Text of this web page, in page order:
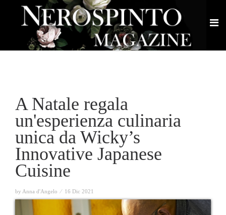
A Natale regala
un'esperienza culinaria
unica da Wicky’s
Innovative Japanese
Cuisine
by Anna d'Angelo ⁄ 16 Dic 2021